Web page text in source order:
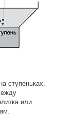
ступеньках.
или